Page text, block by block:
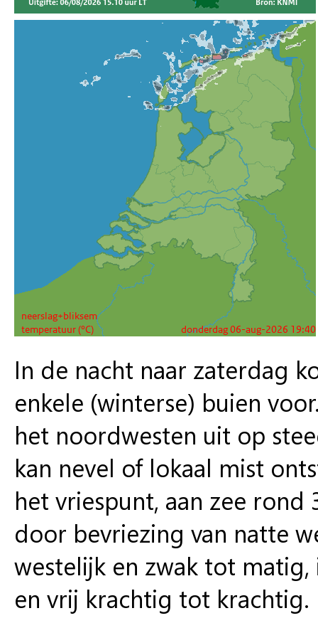
In de nacht naar zaterdag
enkele (winterse) buien
het noordwesten uit op
kan nevel of lokaal mist
het vriespunt, aan zee rond
door bevriezing van natte
westelijk en zwak tot
en vrij krachtig tot krachtig.